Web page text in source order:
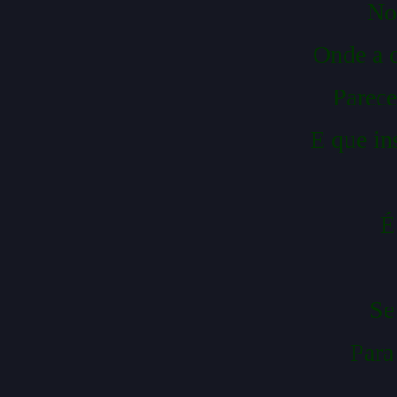
Onde a
E que